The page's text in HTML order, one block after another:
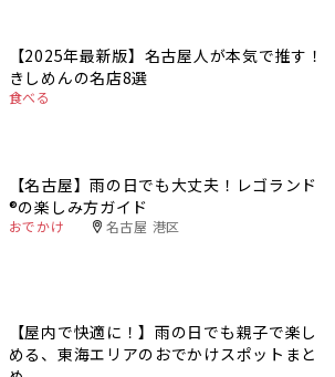
【2025年最新版】名古屋人が本気で推す！
きしめんの名店8選
食べる
【名古屋】雨の日でも大丈夫！レゴランド
®️の楽しみ方ガイド
おでかけ 名古屋 港区
【屋内で快適に！】雨の日でも親子で楽し
める、東海エリアのおでかけスポットまと